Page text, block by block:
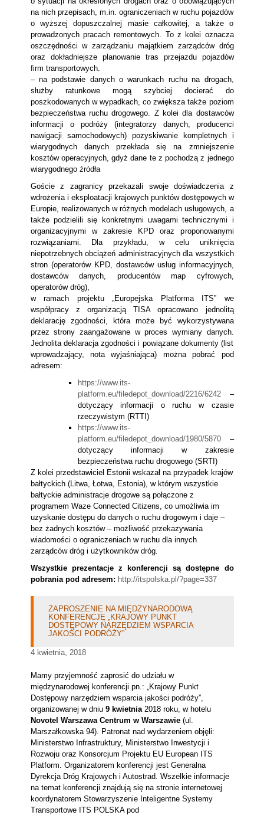
na nich przepisach, m.in. ograniczeniach w ruchu pojazdów
o wyższej dopuszczalnej masie całkowitej, a także o
prowadzonych pracach remontowych. To z kolei oznacza
oszczędności w zarządzaniu majątkiem zarządców dróg
oraz dokładniejsze planowanie tras przejazdu pojazdów
firm transportowych.
– na podstawie danych o warunkach ruchu na drogach,
służby ratunkowe mogą szybciej docierać do
poszkodowanych w wypadkach, co zwiększa także poziom
bezpieczeństwa ruchu drogowego. Z kolei dla dostawców
informacji o podróży (integratorzy danych, producenci
nawigacji samochodowych) pozyskiwanie kompletnych i
wiarygodnych danych przekłada się na zmniejszenie
kosztów operacyjnych, gdyż dane te z pochodzą z jednego
wiarygodnego źródła
Goście z zagranicy przekazali swoje doświadczenia z
wdrożenia i eksploatacji krajowych punktów dostępowych w
Europie, realizowanych w różnych modelach usługowych, a
także podzielili się konkretnymi uwagami technicznymi i
organizacyjnymi w zakresie KPD oraz proponowanymi
rozwiązaniami. Dla przykładu, w celu uniknięcia
niepotrzebnych obciążeń administracyjnych dla wszystkich
stron (operatorów KPD, dostawców usług informacyjnych,
dostawców danych, producentów map cyfrowych,
operatorów dróg),
w ramach projektu „Europejska Platforma ITS” we
współpracy z organizacją TISA opracowano jednolitą
deklarację zgodności, która może być wykorzystywana
przez strony zaangażowane w proces wymiany danych.
Jednolita deklaracja zgodności i powiązane dokumenty (list
wprowadzający, nota wyjaśniająca) można pobrać pod
adresem:
https://www.its-
platform.eu/filedepot_download/2216/6242–
dotyczący informacji o ruchu w czasie
rzeczywistym (RTTI)
https://www.its-
platform.eu/filedepot_download/1980/5870–
dotyczący informacji w zakresie
bezpieczeństwa ruchu drogowego (SRTI)
Z kolei przedstawiciel Estonii wskazał na przypadek krajów
bałtyckich (Litwa, Łotwa, Estonia), w którym wszystkie
bałtyckie administracje drogowe są połączone z
programem Waze Connected Citizens, co umożliwia im
uzyskanie dostępu do danych o ruchu drogowym i daje –
bez żadnych kosztów – możliwość przekazywania
wiadomości o ograniczeniach w ruchu dla innych
zarządców dróg i użytkowników dróg.
Wszystkie prezentacje z konferencji są dostępne do
pobrania pod adresem: http://itspolska.pl/?page=337
ZAPROSZENIE NA MIĘDZYNARODOWĄ
KONFERENCJĘ „KRAJOWY PUNKT
DOSTĘPOWY NARZĘDZIEM WSPARCIA
JAKOŚCI PODRÓŻY”
4 kwietnia, 2018
Mamy przyjemność zaprosić do udziału w
międzynarodowej konferencji pn.: „Krajowy Punkt
Dostępowy narzędziem wsparcia jakości podróży”,
organizowanej w dniu 9 kwietnia2018 roku, w hotelu
Novotel Warszawa Centrum w Warszawie(ul.
Marszałkowska 94). Patronat nad wydarzeniem objęli:
Ministerstwo Infrastruktury, Ministerstwo Inwestycji i
Rozwoju oraz Konsorcjum Projektu EU European ITS
Platform. Organizatorem konferencji jest Generalna
Dyrekcja Dróg Krajowych i Autostrad. Wszelkie informacje
na temat konferencji znajdują się na stronie internetowej
koordynatorem Stowarzyszenie Inteligentne Systemy
Transportowe ITS POLSKA pod